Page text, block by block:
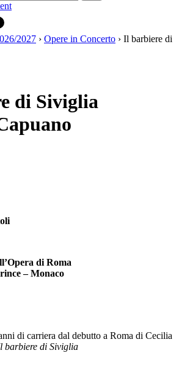
2027 › Opere in Concerto › Il barbiere di
di Siviglia
di Roma
– Monaco
di carriera dal debutto a Roma di Cecilia
barbiere di Siviglia